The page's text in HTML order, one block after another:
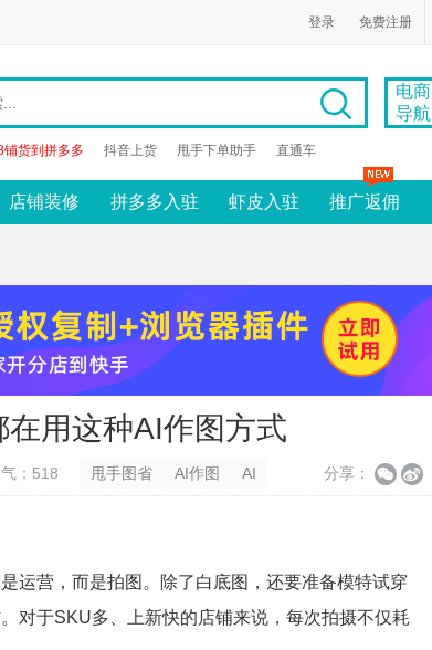
登录 免费注册
铺货到拼多多 抖音上货 甩手下单助手 直通车
电商
导航
店铺装修 拼多多入驻 虾皮入驻 推广返佣
用这种AI作图方式
气：518 甩手图省 AI作图 AI 分享：
运营，而是拍图。除了白底图，还要准备模特试穿
对于SKU多、上新快的店铺来说，每次拍摄不仅耗